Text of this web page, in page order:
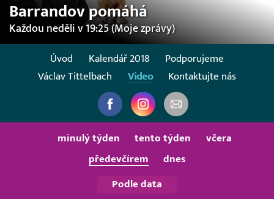
Barrandov pomáhá
Každou neděli v 19:25 (Moje zprávy)
Úvod Kalendář 2018
Podporujeme
Václav Tittelbach
Video Kontaktujte nás
minulý týden tento týden
včera
předevčírem
dnes
Podle data